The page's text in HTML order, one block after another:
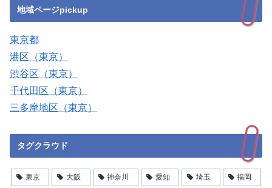
地域ページpickup
東京都
港区（東京）
渋谷区（東京）
千代田区（東京）
三多摩地区（東京）
タグクラウド
東京 大阪 神奈川 愛知 埼玉 福岡